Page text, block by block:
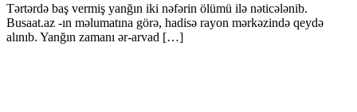
Tərtərdə baş vermiş yanğın iki nəfərin ölümü ilə nəticələnib.
Busaat.az -ın məlumatına görə, hadisə rayon mərkəzində qeydə
alınıb. Yanğın zamanı ər-arvad […]